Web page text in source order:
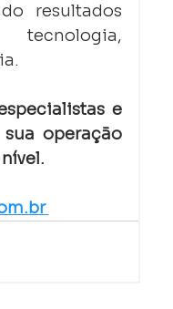
resultados
e
operação